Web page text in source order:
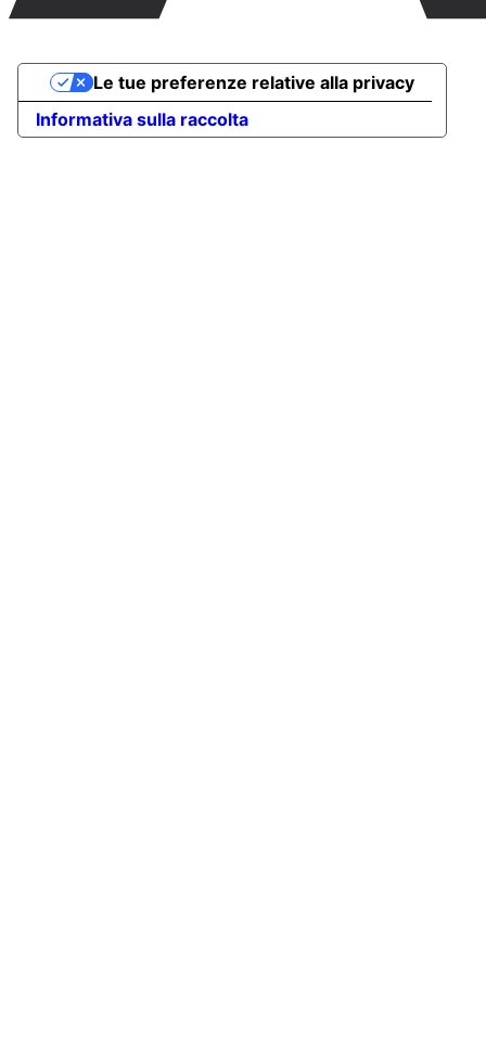
Informativa sulla raccolta
Le tue preferenze relative alla privacy